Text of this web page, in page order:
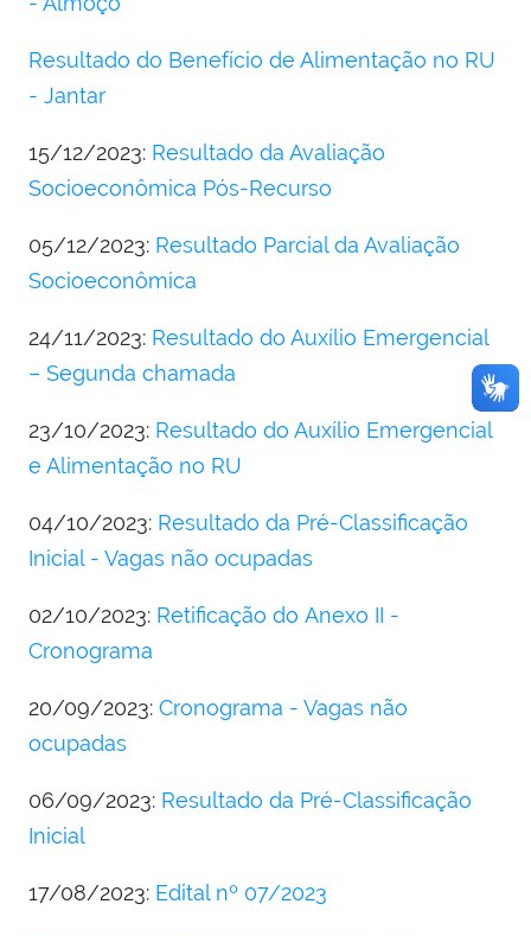
Resultado do Benefício de Alimentação no RU
- Jantar
15/12/2023: Resultado da Avaliação
Socioeconômica Pós-Recurso
05/12/2023: Resultado Parcial da Avaliação
Socioeconômica
24/11/2023: Resultado do Auxílio Emergencial
– Segunda chamada
23/10/2023: Resultado do Auxílio Emergencial
e Alimentação no RU
04/10/2023: Resultado da Pré-Classificação
Inicial - Vagas não ocupadas
02/10/2023: Retificação do Anexo II -
Cronograma
20/09/2023: Cronograma - Vagas não
ocupadas
06/09/2023: Resultado da Pré-Classificação
Inicial
17/08/2023: Edital nº 07/2023